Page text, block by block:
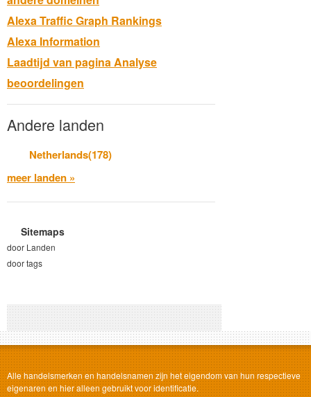
Alexa Traffic Graph Rankings
Alexa Information
Laadtijd van pagina Analyse
beoordelingen
Andere landen
Netherlands(178)
meer landen »
Sitemaps
door Landen
door tags
Alle handelsmerken en handelsnamen zijn het eigendom van hun respectieve
eigenaren en hier alleen gebruikt voor identificatie.